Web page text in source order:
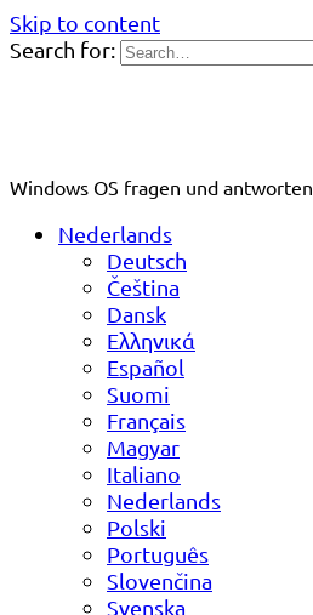
Skip to content
Search for:
Windows OS fragen und antworten
Nederlands
Deutsch
Čeština
Dansk
Ελληνικά
Español
Suomi
Français
Magyar
Italiano
Nederlands
Polski
Português
Slovenčina
Svenska